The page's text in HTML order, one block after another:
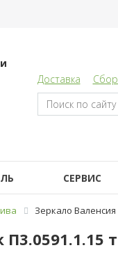
Доставка
СЕРВИС
Зеркало Валенсия